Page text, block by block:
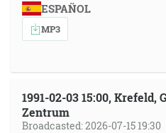
ESPAÑOL
MP3
1991-02-03 15:00, Krefeld,
Zentrum
Broadcasted: 2026-07-15 19:30